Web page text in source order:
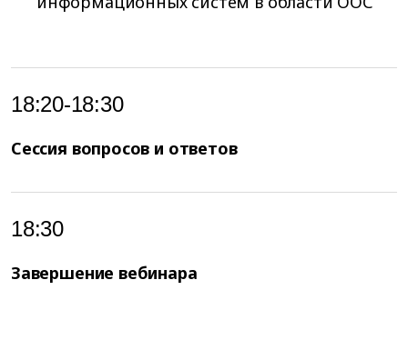
18:20-18:30
Сессия вопросов и ответов
18:30
Завершение вебинара